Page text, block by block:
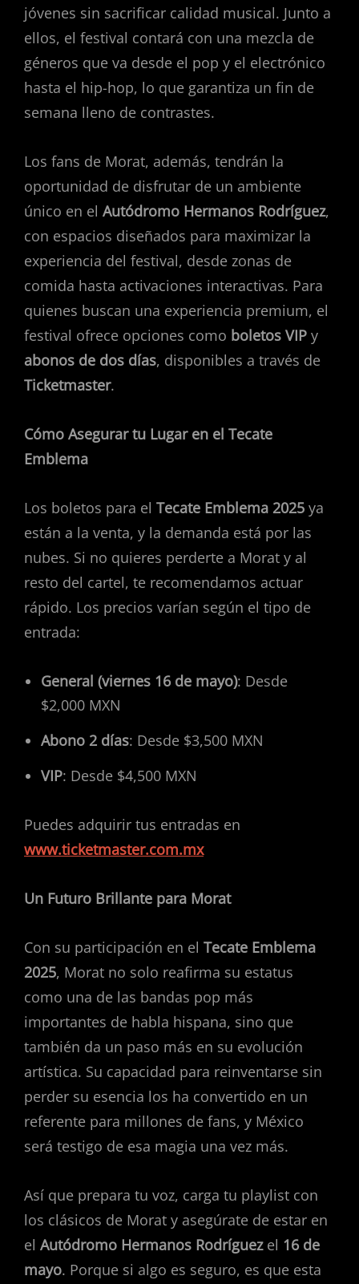
jóvenes sin sacrificar calidad musical. Junto a
ellos, el festival contará con una mezcla de
géneros que va desde el pop y el electrónico
hasta el hip-hop, lo que garantiza un fin de
semana lleno de contrastes.
Los fans de Morat, además, tendrán la
oportunidad de disfrutar de un ambiente
único en el Autódromo Hermanos Rodríguez,
con espacios diseñados para maximizar la
experiencia del festival, desde zonas de
comida hasta activaciones interactivas. Para
quienes buscan una experiencia premium, el
festival ofrece opciones como boletos VIP y
abonos de dos días, disponibles a través de
Ticketmaster.
Cómo Asegurar tu Lugar en el Tecate
Emblema
Los boletos para el Tecate Emblema 2025 ya
están a la venta, y la demanda está por las
nubes. Si no quieres perderte a Morat y al
resto del cartel, te recomendamos actuar
rápido. Los precios varían según el tipo de
entrada:
General (viernes 16 de mayo): Desde
$2,000 MXN
Abono 2 días: Desde $3,500 MXN
VIP: Desde $4,500 MXN
Puedes adquirir tus entradas en
www.ticketmaster.com.mx
Un Futuro Brillante para Morat
Con su participación en el Tecate Emblema
2025, Morat no solo reafirma su estatus
como una de las bandas pop más
importantes de habla hispana, sino que
también da un paso más en su evolución
artística. Su capacidad para reinventarse sin
perder su esencia los ha convertido en un
referente para millones de fans, y México
será testigo de esa magia una vez más.
Así que prepara tu voz, carga tu playlist con
los clásicos de Morat y asegúrate de estar en
el Autódromo Hermanos Rodríguezel 16 de
mayo. Porque si algo es seguro, es que esta